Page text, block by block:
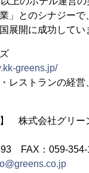
」とのシナジー
展開に成功してい
greens.jp/
レストランの経営
】 株式会社グリ
FAX：059-354-